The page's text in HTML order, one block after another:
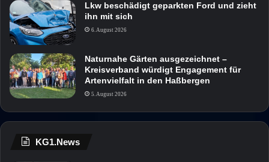
Lkw beschädigt geparkten Ford und zieht
ihn mit sich
6. August 2026
Naturnahe Gärten ausgezeichnet –
Kreisverband würdigt Engagement für
Artenvielfalt in den Haßbergen
5. August 2026
KG1.News